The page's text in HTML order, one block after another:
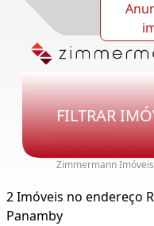
FILTRAR
Zimmermann
2 Imóveis no endereço
Panamby